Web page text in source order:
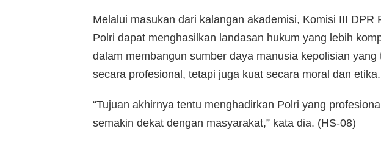
Melalui masukan dari kalangan akademisi, Komisi III DPR
Polri dapat menghasilkan landasan hukum yang lebih
dalam membangun sumber daya manusia kepolisian yang
secara profesional, tetapi juga kuat secara moral dan etika.
“Tujuan akhirnya tentu menghadirkan Polri yang
semakin dekat dengan masyarakat,” kata dia. (HS-08)